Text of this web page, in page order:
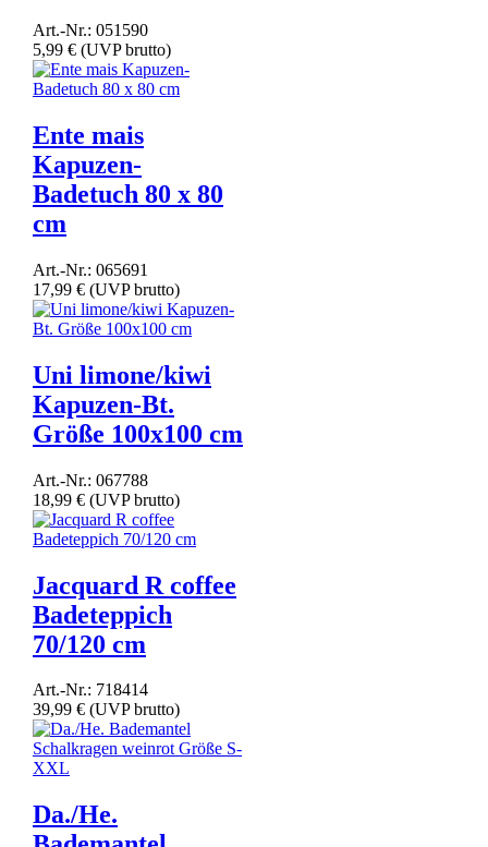
Art.-Nr.: 051590
5,99 € (UVP brutto)
Ente mais
Kapuzen-
Badetuch 80 x 80
cm
Art.-Nr.: 065691
17,99 € (UVP brutto)
Uni limone/kiwi
Kapuzen-Bt.
Größe 100x100 cm
Art.-Nr.: 067788
18,99 € (UVP brutto)
Jacquard R coffee
Badeteppich
70/120 cm
Art.-Nr.: 718414
39,99 € (UVP brutto)
Da./He.